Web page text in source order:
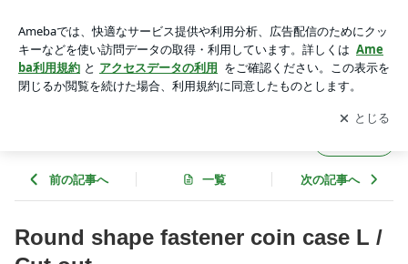
(シルバーギークス）
アプリをダウンロードして ブログの更新通知
を受け取りまし
ょう。
開く
前の記事へ 一覧 次の記事へ
Round shape fastener coin case L /